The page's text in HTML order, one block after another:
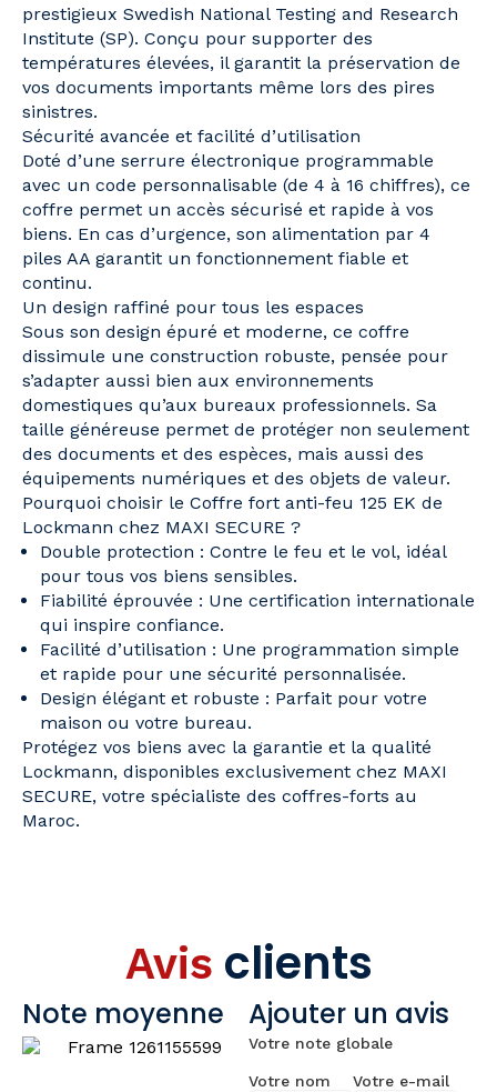
prestigieux Swedish National Testing and Research
Institute (SP). Conçu pour supporter des
températures élevées, il garantit la préservation de
vos documents importants même lors des pires
sinistres.
Sécurité avancée et facilité d’utilisation
Doté d’une serrure électronique programmable
avec un code personnalisable (de 4 à 16 chiffres), ce
coffre permet un accès sécurisé et rapide à vos
biens. En cas d’urgence, son alimentation par 4
piles AA garantit un fonctionnement fiable et
continu.
Un design raffiné pour tous les espaces
Sous son design épuré et moderne, ce coffre
dissimule une construction robuste, pensée pour
s’adapter aussi bien aux environnements
domestiques qu’aux bureaux professionnels. Sa
taille généreuse permet de protéger non seulement
des documents et des espèces, mais aussi des
équipements numériques et des objets de valeur.
Pourquoi choisir le Coffre fort anti-feu 125 EK de
Lockmann chez MAXI SECURE ?
Double protection : Contre le feu et le vol, idéal
pour tous vos biens sensibles.
Fiabilité éprouvée : Une certification internationale
qui inspire confiance.
Facilité d’utilisation : Une programmation simple
et rapide pour une sécurité personnalisée.
Design élégant et robuste : Parfait pour votre
maison ou votre bureau.
Protégez vos biens avec la garantie et la qualité
Lockmann, disponibles exclusivement chez MAXI
SECURE, votre spécialiste des coffres-forts au
Maroc.
Avis clients
Note moyenne Ajouter un avis
Votre note globale
Votre nom Votre e-mail